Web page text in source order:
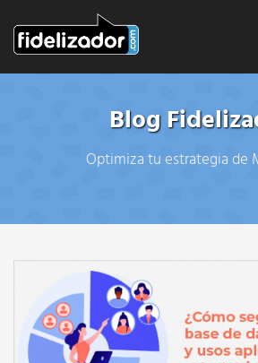
Blog
Optimiza tu estrategia de